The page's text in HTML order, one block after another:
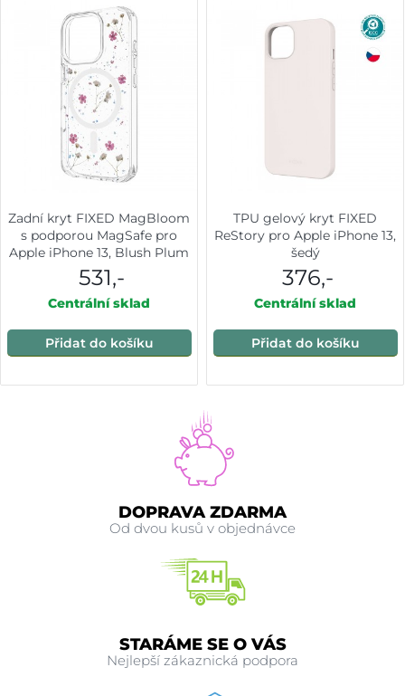
Zadní kryt FIXED MagBloom
s podporou MagSafe pro
Apple iPhone 13, Blush Plum
531,-
Centrální sklad
Přidat do košíku
TPU gelový kryt FIXED
ReStory pro Apple iPhone 13,
šedý
376,-
Centrální sklad
Přidat do košíku
DOPRAVA ZDARMA
Od dvou kusů v objednávce
STARÁME SE O VÁS
Nejlepší zákaznická podpora